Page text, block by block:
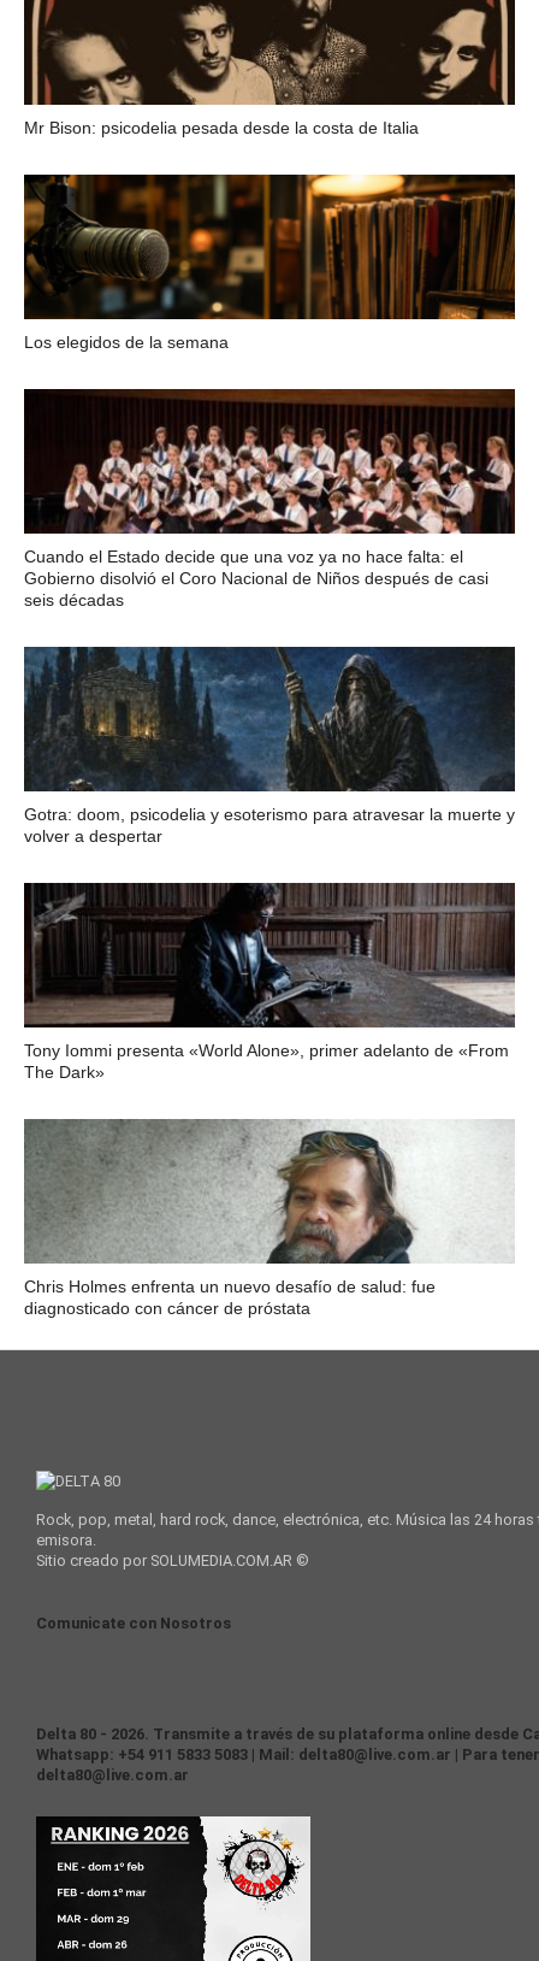
Mr Bison: psicodelia pesada desde la costa de Italia
Los elegidos de la semana
Cuando el Estado decide que una voz ya no hace falta: el
Gobierno disolvió el Coro Nacional de Niños después de casi
seis décadas
Gotra: doom, psicodelia y esoterismo para atravesar la muerte y
volver a despertar
Tony Iommi presenta «World Alone», primer adelanto de «From
The Dark»
Chris Holmes enfrenta un nuevo desafío de salud: fue
diagnosticado con cáncer de próstata
Rock, pop, metal, hard rock, dance, electrónica, etc. Música las 24
emisora.
Sitio creado por SOLUMEDIA.COM.AR ©
Comunicate con Nosotros
Delta 80 - 2026. Transmite a través de su plataforma online desde
Whatsapp: +54 911 5833 5083 | Mail: delta80@live.com.ar | Para
delta80@live.com.ar